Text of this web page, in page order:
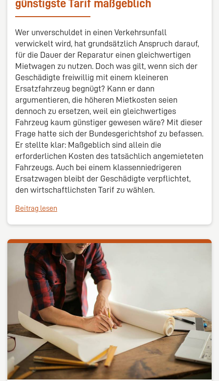
günstigste Tarif maßgeblich
Wer unverschuldet in einen Verkehrsunfall
verwickelt wird, hat grundsätzlich Anspruch darauf,
für die Dauer der Reparatur einen gleichwertigen
Mietwagen zu nutzen. Doch was gilt, wenn sich der
Geschädigte freiwillig mit einem kleineren
Ersatzfahrzeug begnügt? Kann er dann
argumentieren, die höheren Mietkosten seien
dennoch zu ersetzen, weil ein gleichwertiges
Fahrzeug kaum günstiger gewesen wäre? Mit dieser
Frage hatte sich der Bundesgerichtshof zu befassen.
Er stellte klar: Maßgeblich sind allein die
erforderlichen Kosten des tatsächlich angemieteten
Fahrzeugs. Auch bei einem klassenniedrigeren
Ersatzwagen bleibt der Geschädigte verpflichtet,
den wirtschaftlichsten Tarif zu wählen.
Beitrag lesen